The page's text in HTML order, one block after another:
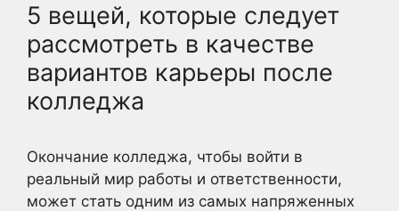
5 вещей, которые следует
рассмотреть в качестве
вариантов карьеры после
колледжа
Окончание колледжа, чтобы войти в
реальный мир работы и ответственности,
может стать одним из самых напряженных